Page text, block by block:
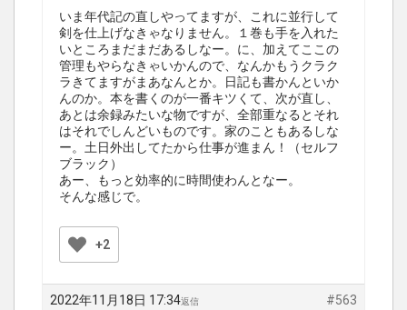
いま年代記の直しやってますが、これに並行して
剣を仕上げなきゃなりません。１巻も手を入れた
いところまだまだあるしなー。に、加えてここの
管理もやらなきゃいかんので、なんかもうクラク
ラきてますがまあなんとか。日記も書かんといか
んのか。本を書くのが一番キツくて、次が直し、
あとは余録みたいな物ですが、全部重なるとそれ
はそれでしんどいものです。家のこともあるしな
ー。土日外出してたから仕事が進まん！（セルフ
ブラック）
あー、もっと効率的に時間使わんとなー。
そんな感じで。
+2
2022年11月18日 17:34 #563
返信